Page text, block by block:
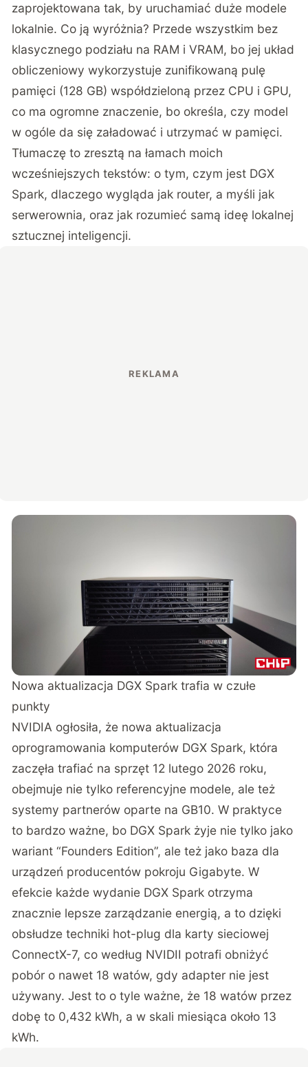
zaprojektowana tak, by uruchamiać duże modele
lokalnie. Co ją wyróżnia? Przede wszystkim bez
klasycznego podziału na RAM i VRAM, bo jej układ
obliczeniowy wykorzystuje zunifikowaną pulę
pamięci (128 GB) współdzieloną przez CPU i GPU,
co ma ogromne znaczenie, bo określa, czy model
w ogóle da się załadować i utrzymać w pamięci.
Tłumaczę to zresztą na łamach moich
wcześniejszych tekstów: o tym, czym jest DGX
Spark, dlaczego wygląda jak router, a myśli jak
serwerownia, oraz jak rozumieć samą ideę lokalnej
sztucznej inteligencji.
Nowa aktualizacja DGX Spark trafia w czułe
punkty
NVIDIA ogłosiła, że nowa aktualizacja
oprogramowania komputerów DGX Spark, która
zaczęła trafiać na sprzęt 12 lutego 2026 roku,
obejmuje nie tylko referencyjne modele, ale też
systemy partnerów oparte na GB10. W praktyce
to bardzo ważne, bo DGX Spark żyje nie tylko jako
wariant “Founders Edition”, ale też jako baza dla
urządzeń producentów pokroju Gigabyte. W
efekcie każde wydanie DGX Spark otrzyma
znacznie lepsze zarządzanie energią, a to dzięki
obsłudze techniki hot-plug dla karty sieciowej
ConnectX-7, co według NVIDII potrafi obniżyć
pobór o nawet 18 watów, gdy adapter nie jest
używany. Jest to o tyle ważne, że 18 watów przez
dobę to 0,432 kWh, a w skali miesiąca około 13
kWh.